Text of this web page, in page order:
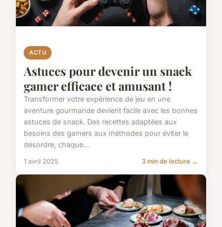
ACTU
Astuces pour devenir un snack
gamer efficace et amusant !
Transformer votre expérience de jeu en une
aventure gourmande devient facile avec les bonnes
astuces de snack. Des recettes adaptées aux
besoins des gamers aux méthodes pour éviter le
désordre, chaque...
1 avril 2025 3 min de lecture →